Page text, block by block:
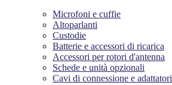
Microfoni e cuffie
Altoparlanti
Custodie
Batterie e accessori di ricarica
Accessori per rotori d'antenna
Schede e unità opzionali
Cavi di connessione e adattatori